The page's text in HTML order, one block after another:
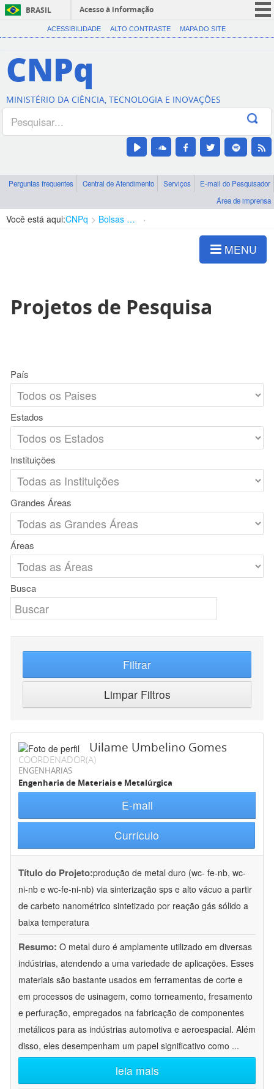
BRASIL
Acesso à informação
CORONAVÍRUS (COVID-19)
Canais
ACESSIBILIDADE ALTO CONTRASTE MAPA DO SITE
CNPq
MINISTÉRIO DA CIÊNCIA, TECNOLOGIA E INOVAÇÕES
Perguntas frequentes Central de Atendimento Serviços
E-mail do Pesquisador
Área de imprensa
Você está aqui:CNPq Bolsas e Auxílios Vigentes
MENU
Projetos de Pesquisa
País
Estados
Instituições
Grandes Áreas
Áreas
Busca
Filtrar
Limpar Filtros
Uilame Umbelino Gomes
COORDENADOR(A)
ENGENHARIAS
Engenharia de Materiais e Metalúrgica
E-mail
Currículo
Título do Projeto:produção de metal duro (wc- fe-nb, wc-
ni-nb e wc-fe-ni-nb) via sinterização sps e alto vácuo a partir
de carbeto nanométrico sintetizado por reação gás sólido a
baixa temperatura
Resumo: O metal duro é amplamente utilizado em diversas
indústrias, atendendo a uma variedade de aplicações. Esses
materiais são bastante usados em ferramentas de corte e
em processos de usinagem, como torneamento, fresamento
e perfuração, empregados na fabricação de componentes
metálicos para as indústrias automotiva e aeroespacial. Além
disso, eles desempenham um papel significativo como ...
leia mais